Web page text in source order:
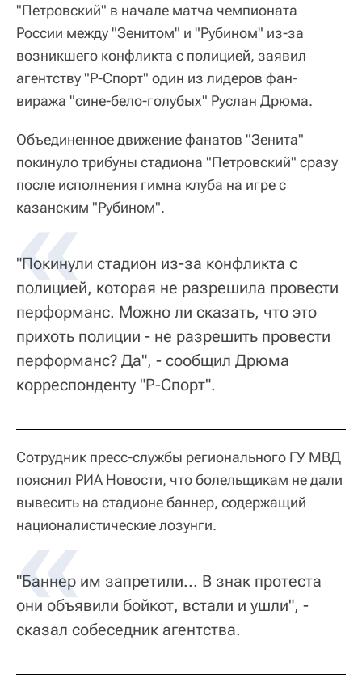
"Петровский" в начале матча чемпионата
России между "Зенитом" и "Рубином" из-за
возникшего конфликта с полицией, заявил
агентству "Р-Спорт" один из лидеров фан-
виража "сине-бело-голубых" Руслан Дрюма.
Объединенное движение фанатов "Зенита"
покинуло трибуны стадиона "Петровский" сразу
после исполнения гимна клуба на игре с
казанским "Рубином".
"Покинули стадион из-за конфликта с
полицией, которая не разрешила провести
перформанс. Можно ли сказать, что это
прихоть полиции - не разрешить провести
перформанс? Да", - сообщил Дрюма
корреспонденту "Р-Спорт".
Сотрудник пресс-службы регионального ГУ МВД
пояснил РИА Новости, что болельщикам не дали
вывесить на стадионе баннер, содержащий
националистические лозунги.
"Баннер им запретили... В знак протеста
они объявили бойкот, встали и ушли", -
сказал собеседник агентства.